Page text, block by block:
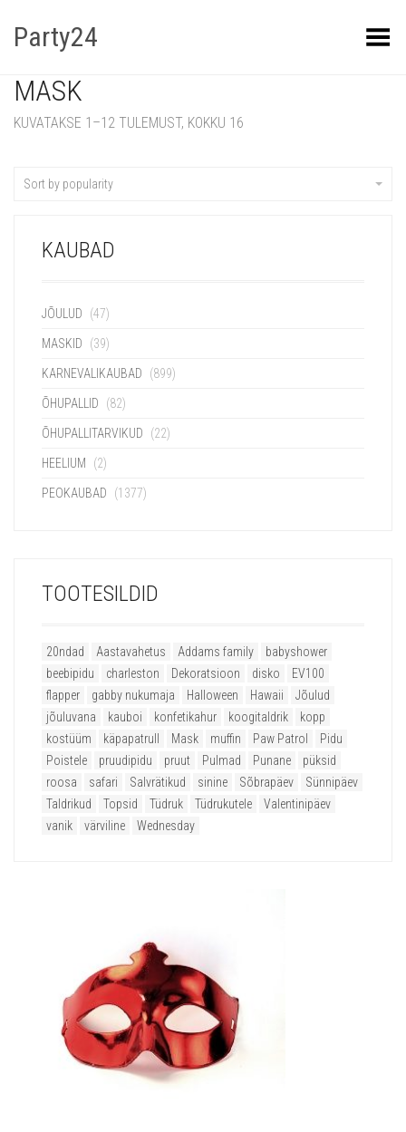
Party24 Kuva menüü
MASK
KUVATAKSE 1–12 TULEMUST, KOKKU 16
Sort by popularity
KAUBAD
JÕULUD (47)
MASKID (39)
KARNEVALIKAUBAD (899)
ÕHUPALLID (82)
ÕHUPALLITARVIKUD (22)
HEELIUM (2)
PEOKAUBAD (1377)
TOOTESILDID
20ndad Aastavahetus Addams family
babyshower
beebipidu
charleston Dekoratsioon disko
EV100
flapper
gabby nukumaja Halloween Hawaii
Jõulud
jõuluvana
kauboi konfetikahur koogitaldrik
kopp
kostüüm
käpapatrull Mask muffin Paw Patrol
Pidu
Poistele
pruudipidu pruut Pulmad Punane
püksid
roosa
safari Salvrätikud sinine Sõbrapäev
Sünnipäev
Taldrikud
Topsid Tüdruk Tüdrukutele
Valentinipäev
vanik
värviline Wednesday